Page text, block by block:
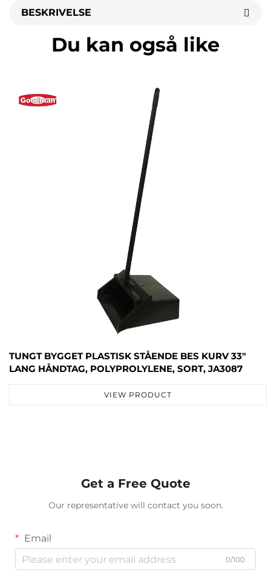
BESKRIVELSE
Du kan også like
TUNGT BYGGET PLASTISK STÅENDE BES KURV 33"
LANG HÅNDTAG, POLYPROLYLENE, SORT, JA3087
VIEW PRODUCT
Get a Free Quote
Our representative will contact you soon.
Email
0/100